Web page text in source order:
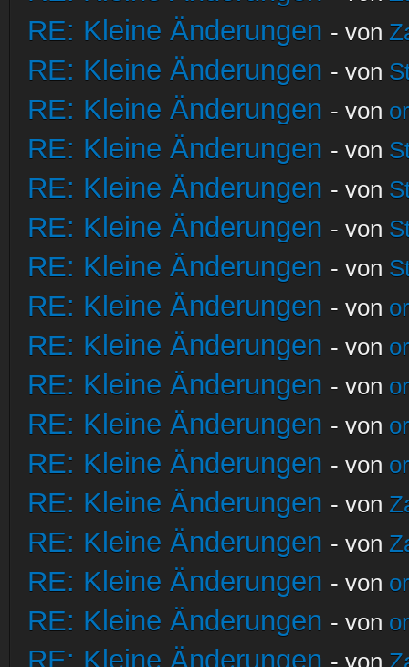
RE: Kleine Änderungen - von
RE: Kleine Änderungen - von
RE: Kleine Änderungen - von
RE: Kleine Änderungen - von
RE: Kleine Änderungen - von
RE: Kleine Änderungen - von
RE: Kleine Änderungen - von
RE: Kleine Änderungen - von
RE: Kleine Änderungen - von
RE: Kleine Änderungen - von
RE: Kleine Änderungen - von
RE: Kleine Änderungen - von
RE: Kleine Änderungen - von
RE: Kleine Änderungen - von
RE: Kleine Änderungen - von
RE: Kleine Änderungen - von
RE: Kleine Änderungen - von